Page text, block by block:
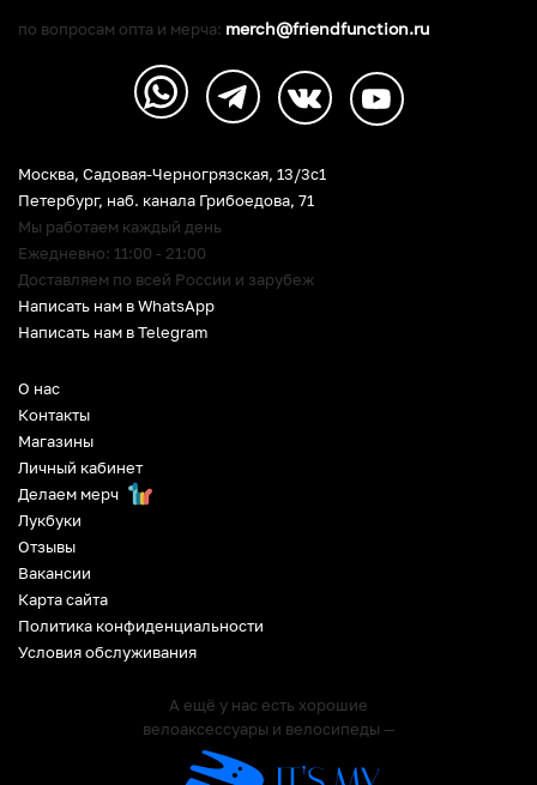
О нас
Контакты
Магазины
Личный кабинет
Делаем мерч
Лукбуки
Отзывы
Вакансии
Карта сайта
Политика конфиденциальности
Условия обслуживания
А ещё у нас есть хорошие
велоаксессуары и велосипеды —
Москва, Садовая-Черногрязская, 13/3c1
Петербург, наб. канала Грибоедова, 71
Мы работаем каждый день
Ежедневно: 11:00 - 21:00
Доставляем по всей России и зарубеж
Написать нам в WhatsApp
Написать нам в Telegram
по вопросам опта и мерча: merch@friendfunction.ru